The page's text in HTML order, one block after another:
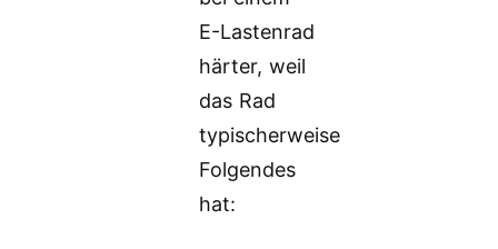
E-Lastenrad
härter, weil
das Rad
typischerweise
Folgendes
hat: